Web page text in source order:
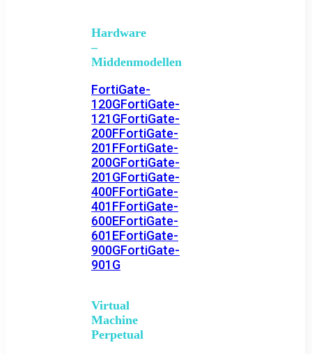
Hardware
–
Middenmodellen
FortiGate-
120GFortiGate-
121GFortiGate-
200FFortiGate-
201FFortiGate-
200GFortiGate-
201GFortiGate-
400FFortiGate-
401FFortiGate-
600EFortiGate-
601EFortiGate-
900GFortiGate-
901G
Virtual
Machine
Perpetual